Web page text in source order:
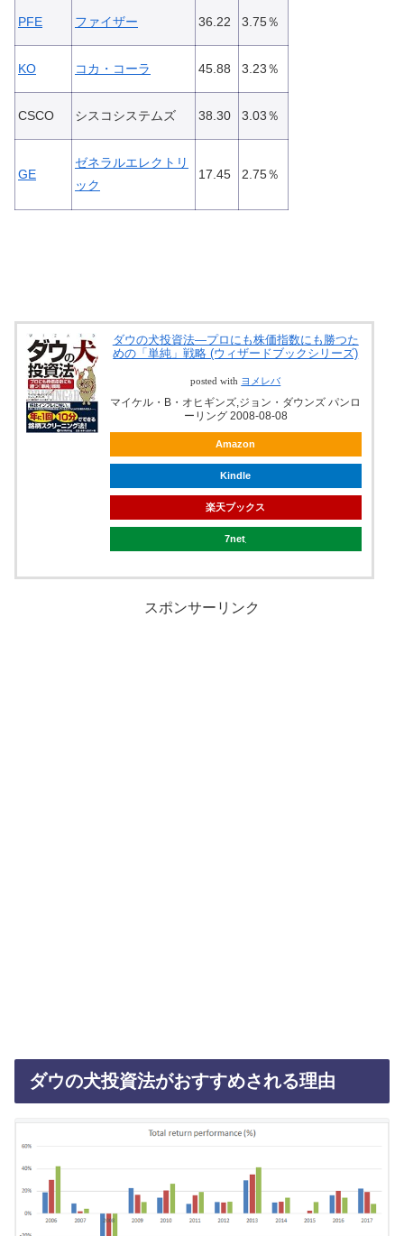
PFE ファイザー 36.22 3.75％
KO コカ・コーラ 45.88 3.23％
CSCO シスコシステムズ 38.30 3.03％
GE
ゼネラルエレクトリ
ック
17.45 2.75％
ダウの犬投資法―プロにも株価指数にも勝つた
めの「単純」戦略 (ウィザードブックシリーズ)
posted with ヨメレバ
マイケル・B・オヒギンズ,ジョン・ダウンズ パンロ
ーリング 2008-08-08
Amazon
Kindle
楽天ブックス
7net
スポンサーリンク
ダウの犬投資法がおすすめされる理由